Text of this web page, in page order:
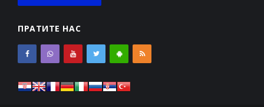
ПРАТИТЕ НАС